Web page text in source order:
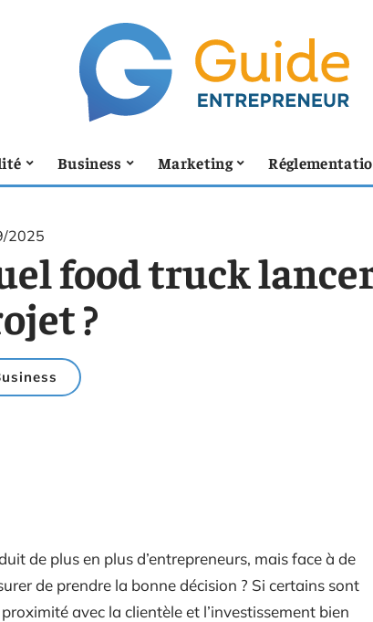
Business Marketing
2025
food truck
?
de plus en plus d’entrepreneurs, mais face à de
de prendre la bonne décision ? Si certains sont
avec la clientèle et l’investissement bien